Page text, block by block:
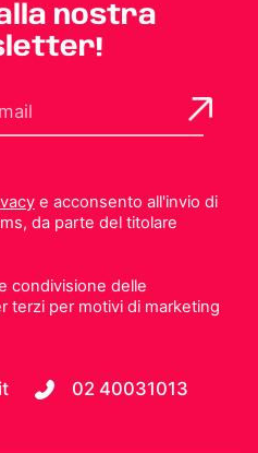
nostra
e acconsento all'invio di
da parte del titolare
condivisione delle
terzi per motivi di marketing
02 40031013